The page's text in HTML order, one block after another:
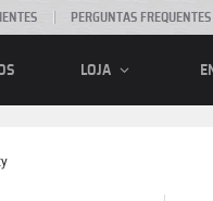
PERGUNTAS FREQUENTES
LOJA